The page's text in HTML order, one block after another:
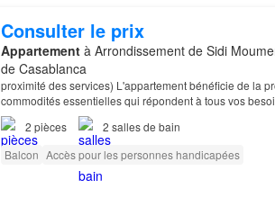
Consulter le prix
Appartementà Arrondissement de Sidi
de Casablanca
proximité des services) L'appartement bénéficie de la
commodités essentielles qui répondent à tous vos
proche de la station de
2 pièces 2 salles de bain
Balcon Accès pour les personnes handicapées